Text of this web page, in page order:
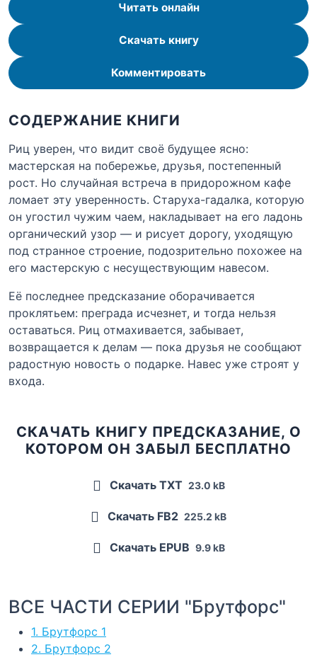
Читать онлайн
Скачать книгу
Комментировать
СОДЕРЖАНИЕ КНИГИ
Риц уверен, что видит своё будущее ясно:
мастерская на побережье, друзья, постепенный
рост. Но случайная встреча в придорожном кафе
ломает эту уверенность. Старуха-гадалка, которую
он угостил чужим чаем, накладывает на его ладонь
органический узор — и рисует дорогу, уходящую
под странное строение, подозрительно похожее на
его мастерскую с несуществующим навесом.
Её последнее предсказание оборачивается
проклятьем: преграда исчезнет, и тогда нельзя
оставаться. Риц отмахивается, забывает,
возвращается к делам — пока друзья не сообщают
радостную новость о подарке. Навес уже строят у
входа.
СКАЧАТЬ КНИГУ ПРЕДСКАЗАНИЕ, О
КОТОРОМ ОН ЗАБЫЛ БЕСПЛАТНО
Скачать TXT 23.0 kB
Скачать FB2 225.2 kB
Скачать EPUB 9.9 kB
ВСЕ ЧАСТИ СЕРИИ "Брутфорс"
1. Брутфорс 1
2. Брутфорс 2